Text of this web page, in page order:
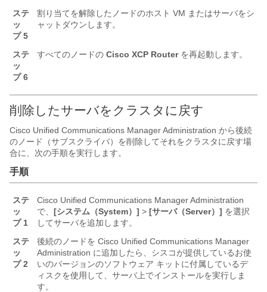
ステ
ッ
プ 5
割り当てを解除したノードのホスト VM またはサーバをシ
ャットダウンします。
ステ
ッ
プ 6
すべてのノードの Cisco XCP Routerを再起動します。
削除したサーバをクラスタに戻す
Cisco Unified Communications Manager Administration から後続
のノード（サブスクライバ）を削除してそれをクラスタに戻す場
合に、次の手順を実行します。
手順
ステ
ッ
プ 1
Cisco Unified Communications Manager Administration
で、 [システム（System）] > [サーバ（Server）] を選択
してサーバを追加します。
ステ
ッ
プ 2
後続のノードを Cisco Unified Communications Manager
Administration に追加したら、シスコが提供しているお使
いのバージョンのソフトウェア キットに付属しているデ
ィスクを使用して、サーバ上でインストールを実行しま
す。